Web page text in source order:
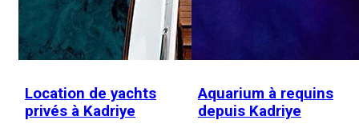
Location de yachts
privés à Kadriye
Aquarium à requins
depuis Kadriye